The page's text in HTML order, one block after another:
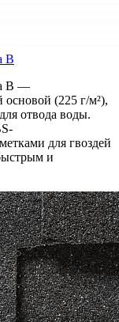
B
B —
(225 г/м²),
отвода воды.
для гвоздей
и